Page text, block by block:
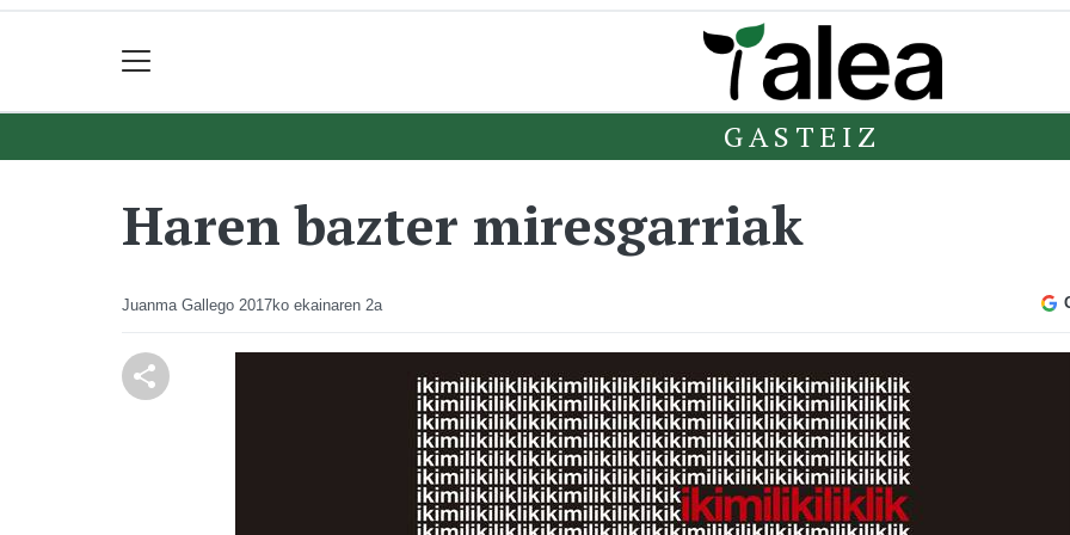
GASTEIZ
Haren bazter miresgarriak
Juanma Gallego 2017ko ekainaren 2a